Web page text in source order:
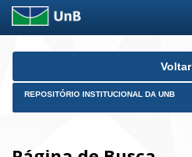
Skip
Voltar
REPOSITÓRIO INSTITUCIONAL DA UNB